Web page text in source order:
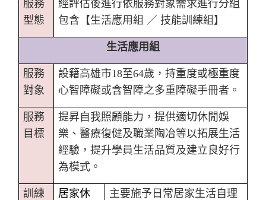
服務
型態
經評估後進行依服務對象需求進行分組
包含【生活應用組 ／ 技能訓練組 】
生活應用組
服務
對象
設籍高雄市18至64歲，持重度或極重度
心智障礙或含智障之多重障礙手冊者。
服務
目標
提昇自我照顧能力，提供適切休閒娛
樂、醫療復健及職業陶冶等以拓展生活
經驗，提升學員生活品質及建立良好行
為模式。
訓練
居家休
主要施予日常居家生活自理